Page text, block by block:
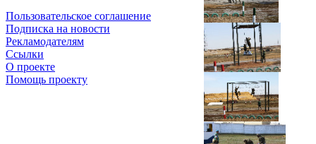
Пользовательское соглашение
Подписка на новости
Рекламодателям
Ссылки
О проекте
Помощь проекту